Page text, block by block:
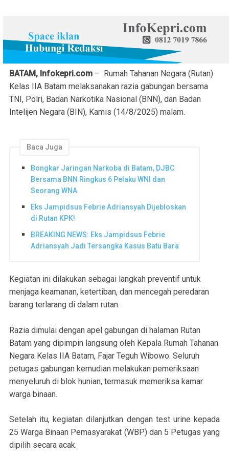
BATAM, Infokepri.com – Rumah Tahanan Negara (Rutan)
Kelas IIA Batam melaksanakan razia gabungan bersama
TNI, Polri, Badan Narkotika Nasional (BNN), dan Badan
Intelijen Negara (BIN), Kamis (14/8/2025) malam.
Baca Juga
Bongkar Jaringan Narkoba di Batam, DJBC
Bersama BNN Ringkus 6 Pelaku WNI dan
Seorang WNA
Eks Jampidsus Febrie Adriansyah Dijebloskan
di Rutan KPK!
BREAKING NEWS: Eks Jampidsus Febrie
Adriansyah Jadi Tersangka Kasus Batu Bara
Kegiatan ini dilakukan sebagai langkah preventif untuk
menjaga keamanan, ketertiban, dan mencegah peredaran
barang terlarang di dalam rutan.
Razia dimulai dengan apel gabungan di halaman Rutan
Batam yang dipimpin langsung oleh Kepala Rumah Tahanan
Negara Kelas IIA Batam, Fajar Teguh Wibowo. Seluruh
petugas gabungan kemudian melakukan pemeriksaan
menyeluruh di blok hunian, termasuk memeriksa kamar
warga binaan.
Setelah itu, kegiatan dilanjutkan dengan test urine kepada
25 Warga Binaan Pemasyarakat (WBP) dan 5 Petugas yang
dipilih secara acak.